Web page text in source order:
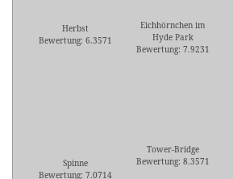
Herbst
Bewertung: 6.3571
Eichhörnchen im
Hyde Park
Bewertung: 7.9231
Spinne
Bewertung: 7.0714
Tower-Bridge
Bewertung: 8.3571